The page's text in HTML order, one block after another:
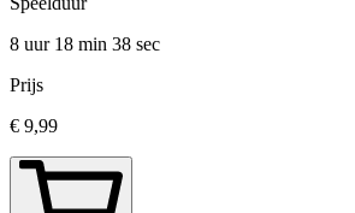
8 uur 18 min 38 sec
Prijs
€ 9,99